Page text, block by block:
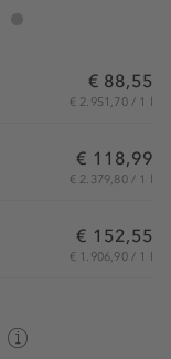
€ 88,55
€ 2.951,70 / 1 l
€ 118,99
€ 2.379,80 / 1 l
€ 152,55
€ 1.906,90 / 1 l